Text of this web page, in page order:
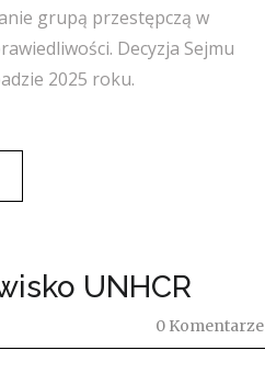
grupą przestępczą w
Decyzja Sejmu
2025 roku.
UNHCR
0 Komentarze